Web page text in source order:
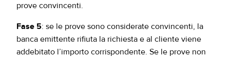
prove convincenti.
Fase 5: se le prove sono considerate convincenti, la
banca emittente rifiuta la richiesta e al cliente viene
addebitato l’importo corrispondente. Se le prove non